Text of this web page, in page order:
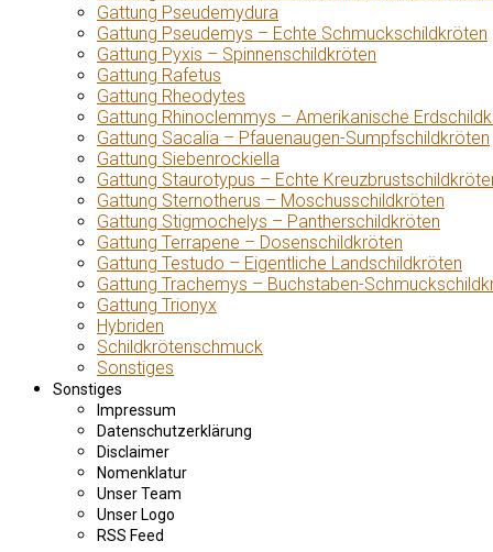
Gattung Pseudemydura
Gattung Pseudemys – Echte Schmuckschildkröten
Gattung Pyxis – Spinnenschildkröten
Gattung Rafetus
Gattung Rheodytes
Gattung Rhinoclemmys – Amerikanische
Gattung Sacalia – Pfauenaugen-Sumpfschildkröten
Gattung Siebenrockiella
Gattung Staurotypus – Echte
Gattung Sternotherus – Moschusschildkröten
Gattung Stigmochelys – Pantherschildkröten
Gattung Terrapene – Dosenschildkröten
Gattung Testudo – Eigentliche Landschildkröten
Gattung Trachemys – Buchstaben-
Gattung Trionyx
Hybriden
Schildkrötenschmuck
Sonstiges
Sonstiges
Impressum
Datenschutzerklärung
Disclaimer
Nomenklatur
Unser Team
Unser Logo
RSS Feed